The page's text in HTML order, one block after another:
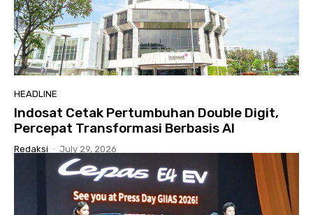
HEADLINE
Indosat Cetak Pertumbuhan Double Digit,
Percepat Transformasi Berbasis AI
Redaksi - July 29, 2026